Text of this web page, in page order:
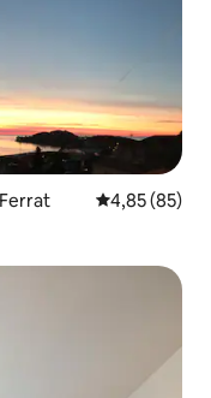
Priemerné
4,85 (85)